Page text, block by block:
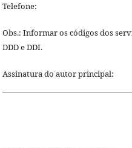
Telefone:
Obs.: Informar os códigos dos
DDD e DDI.
Assinatura do autor principal: